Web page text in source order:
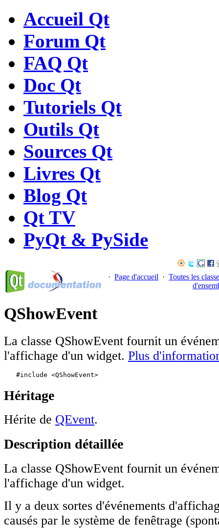
Accueil Qt
Forum Qt
FAQ Qt
Doc Qt
Tutoriels Qt
Outils Qt
Sources Qt
Livres Qt
Blog Qt
Qt TV
PyQt & PySide
· Page d'accueil · Toutes les
QShowEvent
La classe QShowEvent fournit un
l'affichage d'un widget. Plus
#include <QShowEvent>
Héritage
Hérite de QEvent.
Description détaillée
La classe QShowEvent fournit un
l'affichage d'un widget.
Il y a deux sortes d'événements
causés par le système de fenêtrage